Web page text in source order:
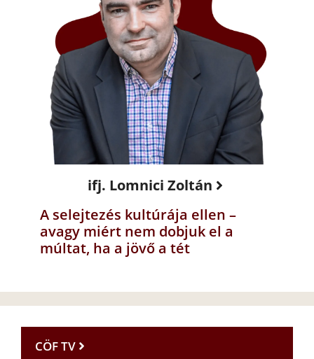
ifj. Lomnici Zoltán
A selejtezés kultúrája ellen –
avagy miért nem dobjuk el a
múltat, ha a jövő a tét
CÖF TV